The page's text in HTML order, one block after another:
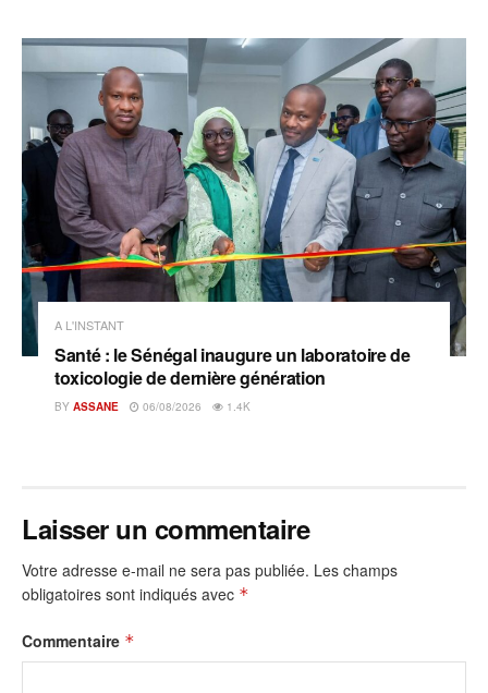
A L'INSTANT
Santé : le Sénégal inaugure un laboratoire de
toxicologie de dernière génération
BY ASSANE 06/08/2026 1.4K
Laisser un commentaire
Votre adresse e-mail ne sera pas publiée. Les champs
obligatoires sont indiqués avec *
Commentaire *